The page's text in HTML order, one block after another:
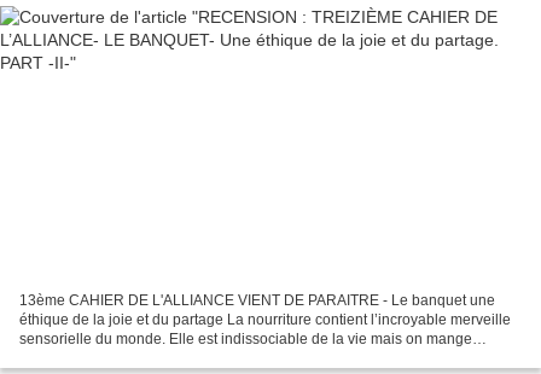
13ème CAHIER DE L'ALLIANCE VIENT DE PARAITRE - Le banquet une
éthique de la joie et du partage La nourriture contient l’incroyable merveille
sensorielle du monde. Elle est indissociable de la vie mais on mange